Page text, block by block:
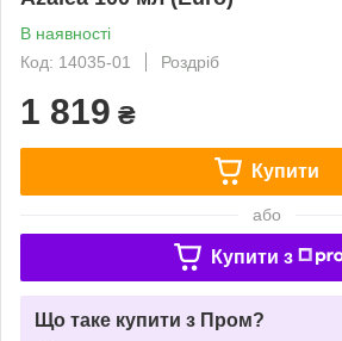
В наявності
Код: 14035-01
Роздріб
1 819 ₴
Купити
або
Купити з
Що таке купити з Пром?